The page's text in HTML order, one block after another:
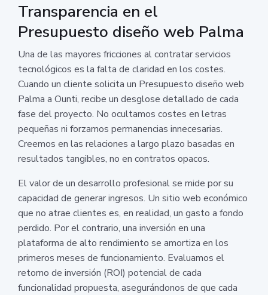
Transparencia en el
Presupuesto diseño web Palma
Una de las mayores fricciones al contratar servicios
tecnológicos es la falta de claridad en los costes.
Cuando un cliente solicita un Presupuesto diseño web
Palma a Ounti, recibe un desglose detallado de cada
fase del proyecto. No ocultamos costes en letras
pequeñas ni forzamos permanencias innecesarias.
Creemos en las relaciones a largo plazo basadas en
resultados tangibles, no en contratos opacos.
El valor de un desarrollo profesional se mide por su
capacidad de generar ingresos. Un sitio web económico
que no atrae clientes es, en realidad, un gasto a fondo
perdido. Por el contrario, una inversión en una
plataforma de alto rendimiento se amortiza en los
primeros meses de funcionamiento. Evaluamos el
retorno de inversión (ROI) potencial de cada
funcionalidad propuesta, asegurándonos de que cada